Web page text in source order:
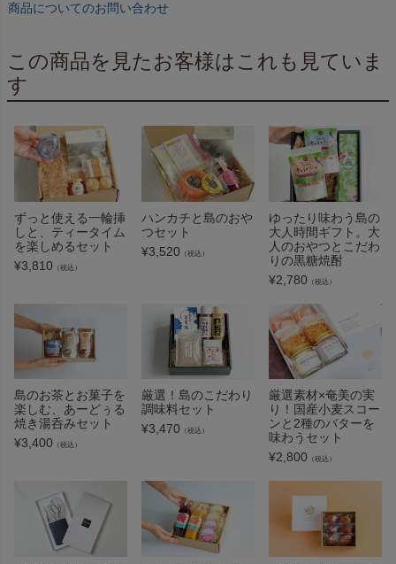
商品についてのお問い合わせ
この商品を見たお客様はこれも見ていま
す
ずっと使える一輪挿
しと、ティータイム
を楽しめるセット
¥3,810 （税込）
ハンカチと島のおや
つセット
¥3,520 （税込）
ゆったり味わう島の
大人時間ギフト。大
人のおやつとこだわ
りの黒糖焼酎
¥2,780 （税込）
島のお茶とお菓子を
楽しむ、あーどぅる
焼き湯呑みセット
¥3,400 （税込）
厳選！島のこだわり
調味料セット
¥3,470 （税込）
厳選素材×奄美の実
り！国産小麦スコー
ンと2種のバターを
味わうセット
¥2,800 （税込）